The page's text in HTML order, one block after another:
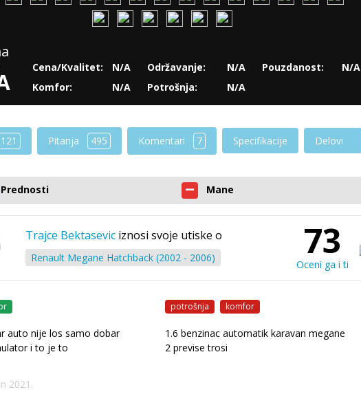
Cena/Kvalitet:
N/A
Komfor:
N/A
Održavanje:
N/A
Potrošnja:
N/A
Pouzdanost: N/A
121 Pitanja 495 Komentari 7 Specifikacije Delovi
Prednosti Mane
Trajce Bektasevic iznosi svoje utiske o
Renault Megane Hatchback (2002 - 2006) 73
Oceni ga i ti
auto nije los samo dobar
i to je to
potrošnja komfor
1.6 benzinac automatik karavan megane
2 previse trosi
2021.